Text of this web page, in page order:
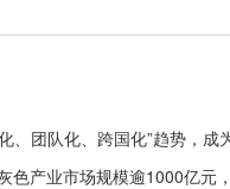
、团队化、跨国化”趋势，
色产业市场规模逾1000亿元